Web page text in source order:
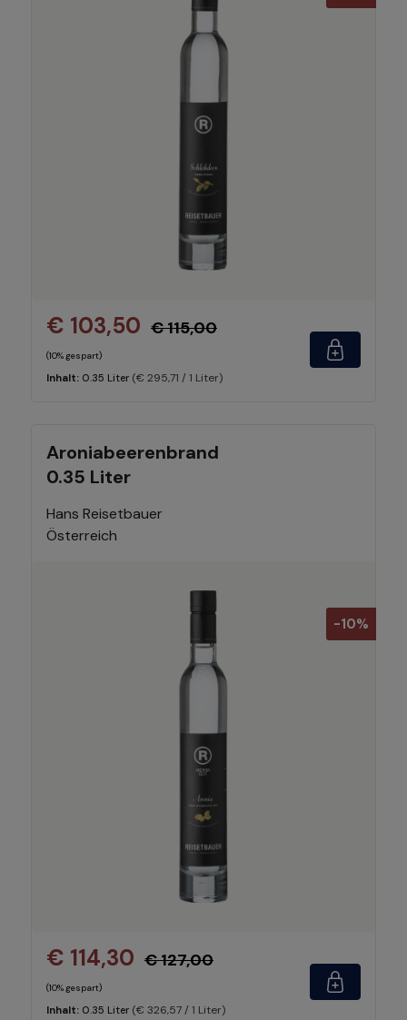
€ 103,50 € 115,00
(10% gespart)
Inhalt: 0.35 Liter (€ 295,71 / 1 Liter)
Aroniabeerenbrand
0.35 Liter
Hans Reisetbauer
Österreich
-10%
€ 114,30 € 127,00
(10% gespart)
Inhalt: 0.35 Liter (€ 326,57 / 1 Liter)